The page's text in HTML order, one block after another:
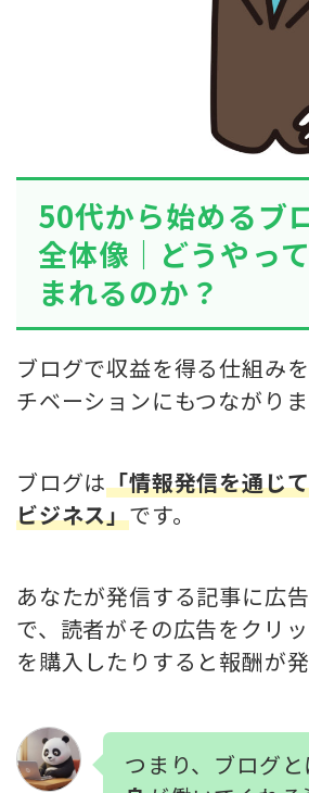
50代から始めるブ
全体像｜どうやっ
まれるのか？
ブログで収益を得る仕組み
チベーションにもつながりま
ブログは「情報発信を通じ
ビジネス」です。
あなたが発信する記事に広
で、読者がその広告をクリ
を購入したりすると報酬が発
つまり、ブログ